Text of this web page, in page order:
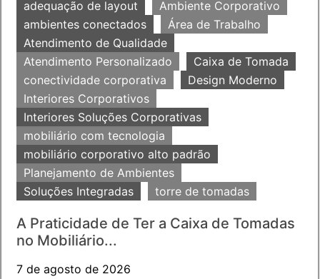
adequação de layout
Ambiente Corporativo
ambientes conectados
Área de Trabalho
Atendimento de Qualidade
Atendimento Personalizado
Caixa de Tomada
conectividade corporativa
Design Moderno
Interiores Corporativos
Interiores Soluções Corporativas
mobiliário com tecnologia
mobiliário corporativo alto padrão
Planejamento de Ambientes
Soluções Integradas
torre de tomadas
A Praticidade de Ter a Caixa de Tomadas
no Mobiliário...
7 de agosto de 2026